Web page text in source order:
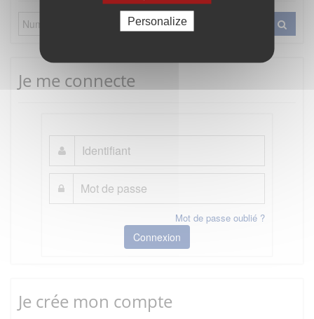
Personalize
Je me connecte
Mot de passe oublié ?
Connexion
Je crée mon compte